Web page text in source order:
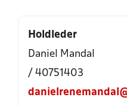
Holdleder
Daniel Mandal
/ 40751403